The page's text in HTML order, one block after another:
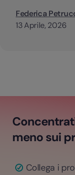
Federica
13 Aprile, 2026
meno sui
Collega i